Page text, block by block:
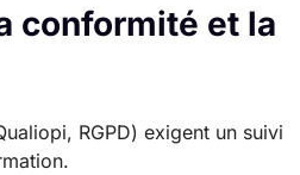
conformité et la
RGPD) exigent un suivi